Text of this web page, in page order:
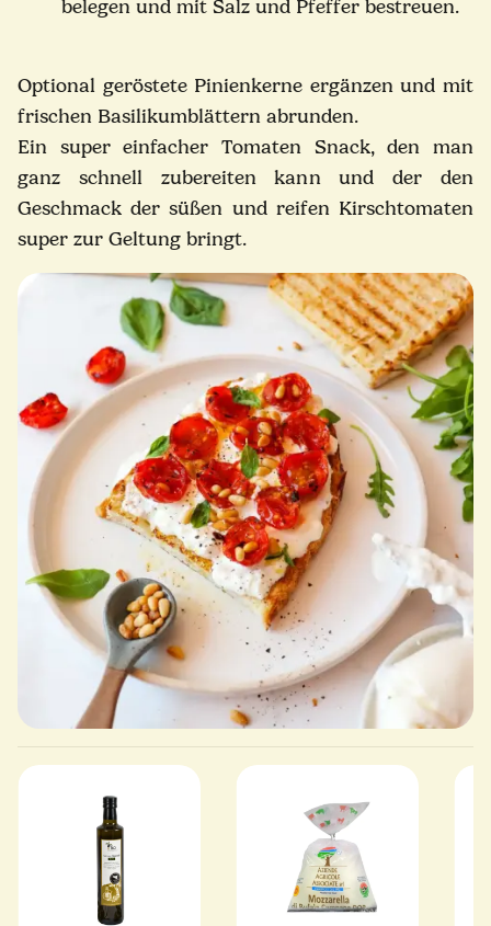
belegen und mit Salz und Pfeffer bestreuen.
Optional geröstete Pinienkerne ergänzen und mit
frischen Basilikumblättern abrunden.
Ein super einfacher Tomaten Snack, den man
ganz schnell zubereiten kann und der den
Geschmack der süßen und reifen Kirschtomaten
super zur Geltung bringt.